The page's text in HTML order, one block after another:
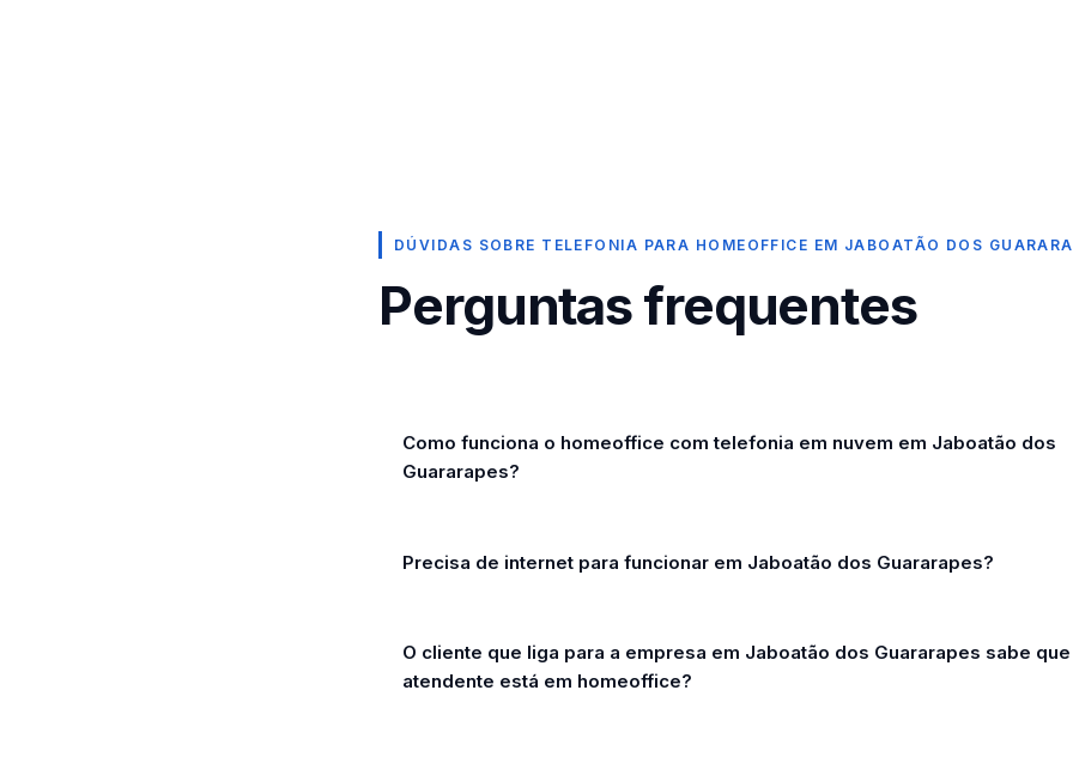
DÚVIDAS SOBRE TELEFONIA PARA HOMEOFFICE EM JABOATÃO DOS
Perguntas frequentes
Como funciona o homeoffice com telefonia em nuvem em Jaboatão dos
Guararapes?
Precisa de internet para funcionar em Jaboatão dos Guararapes?
O cliente que liga para a empresa em Jaboatão dos Guararapes sabe
atendente está em homeoffice?